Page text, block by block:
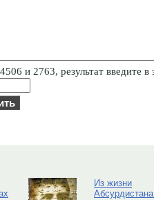
и 2763, результат введите в
Из жизни